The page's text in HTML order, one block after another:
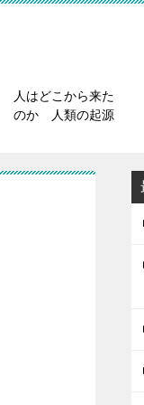
人はどこから来た
のか 人類の起源